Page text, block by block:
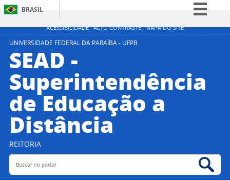
ACESSIBILIDADE ALTO CONTRASTE MAPA DO SITE
BRASIL
Simplifique!
Acesso à informação
Legislação
Canais
UNIVERSIDADE FEDERAL DA PARAÍBA - UFPB
SEAD -
Superintendência
de Educação a
Distância
REITORIA
Buscar no portal